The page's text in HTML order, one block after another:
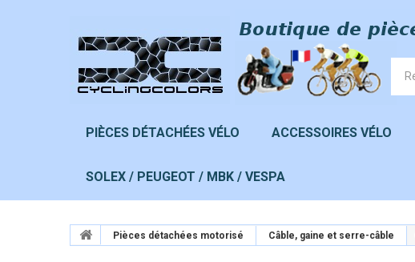
PIÈCES DÉTACHÉES VÉLO ACCESSOIRES VÉLO
SOLEX / PEUGEOT / MBK / VESPA
Pièces détachées motorisé Câble, gaine et serre-câble